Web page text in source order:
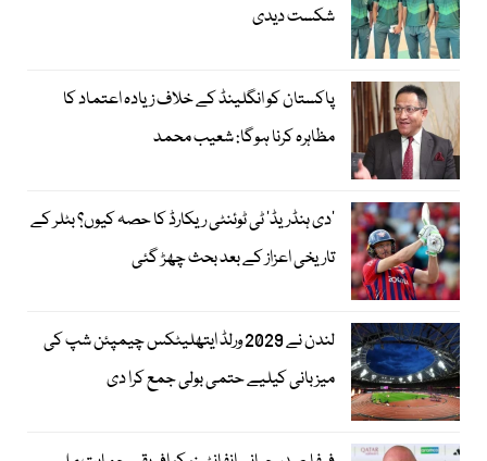
شکست دیدی
پاکستان کو انگلینڈ کے خلاف زیادہ اعتماد کا
مظاہرہ کرنا ہوگا: شعیب محمد
’دی ہنڈریڈ‘ ٹی ٹوئنٹی ریکارڈ کا حصہ کیوں؟ بٹلر کے
تاریخی اعزاز کے بعد بحث چھڑ گئی
لندن نے 2029 ورلڈ ایتھلیٹکس چیمپئن شپ کی
میزبانی کیلیے حتمی بولی جمع کرا دی